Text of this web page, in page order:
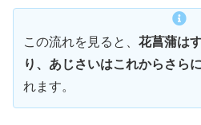
この流れを見ると、 花菖蒲は
り、あじさいはこれからさら
れます。